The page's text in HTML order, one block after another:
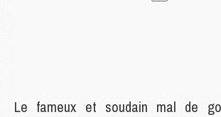
Le fameux et soudain mal de